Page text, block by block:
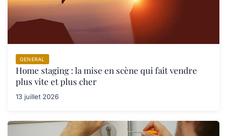
GENERAL
Home staging : la mise en scène qui fait vendre
plus vite et plus cher
13 juillet 2026